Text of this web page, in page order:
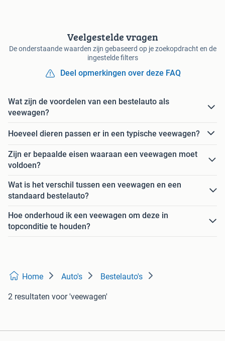
Veelgestelde vragen
De onderstaande waarden zijn gebaseerd op je zoekopdracht en de
ingestelde filters
Deel opmerkingen over deze FAQ
Wat zijn de voordelen van een bestelauto als
veewagen?
Hoeveel dieren passen er in een typische veewagen?
Zijn er bepaalde eisen waaraan een veewagen moet
voldoen?
Wat is het verschil tussen een veewagen en een
standaard bestelauto?
Hoe onderhoud ik een veewagen om deze in
topconditie te houden?
Home Auto's Bestelauto's
2 resultaten voor 'veewagen'